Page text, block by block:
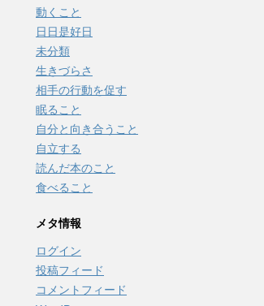
動くこと
日日是好日
未分類
生きづらさ
相手の行動を促す
眠ること
自分と向き合うこと
自立する
読んだ本のこと
食べること
メタ情報
ログイン
投稿フィード
コメントフィード